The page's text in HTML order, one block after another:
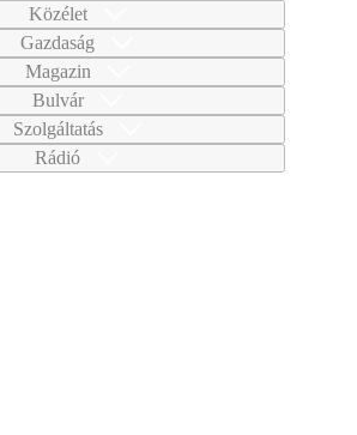
Közélet
Gazdaság
Magazin
Bulvár
Szolgáltatás
Rádió